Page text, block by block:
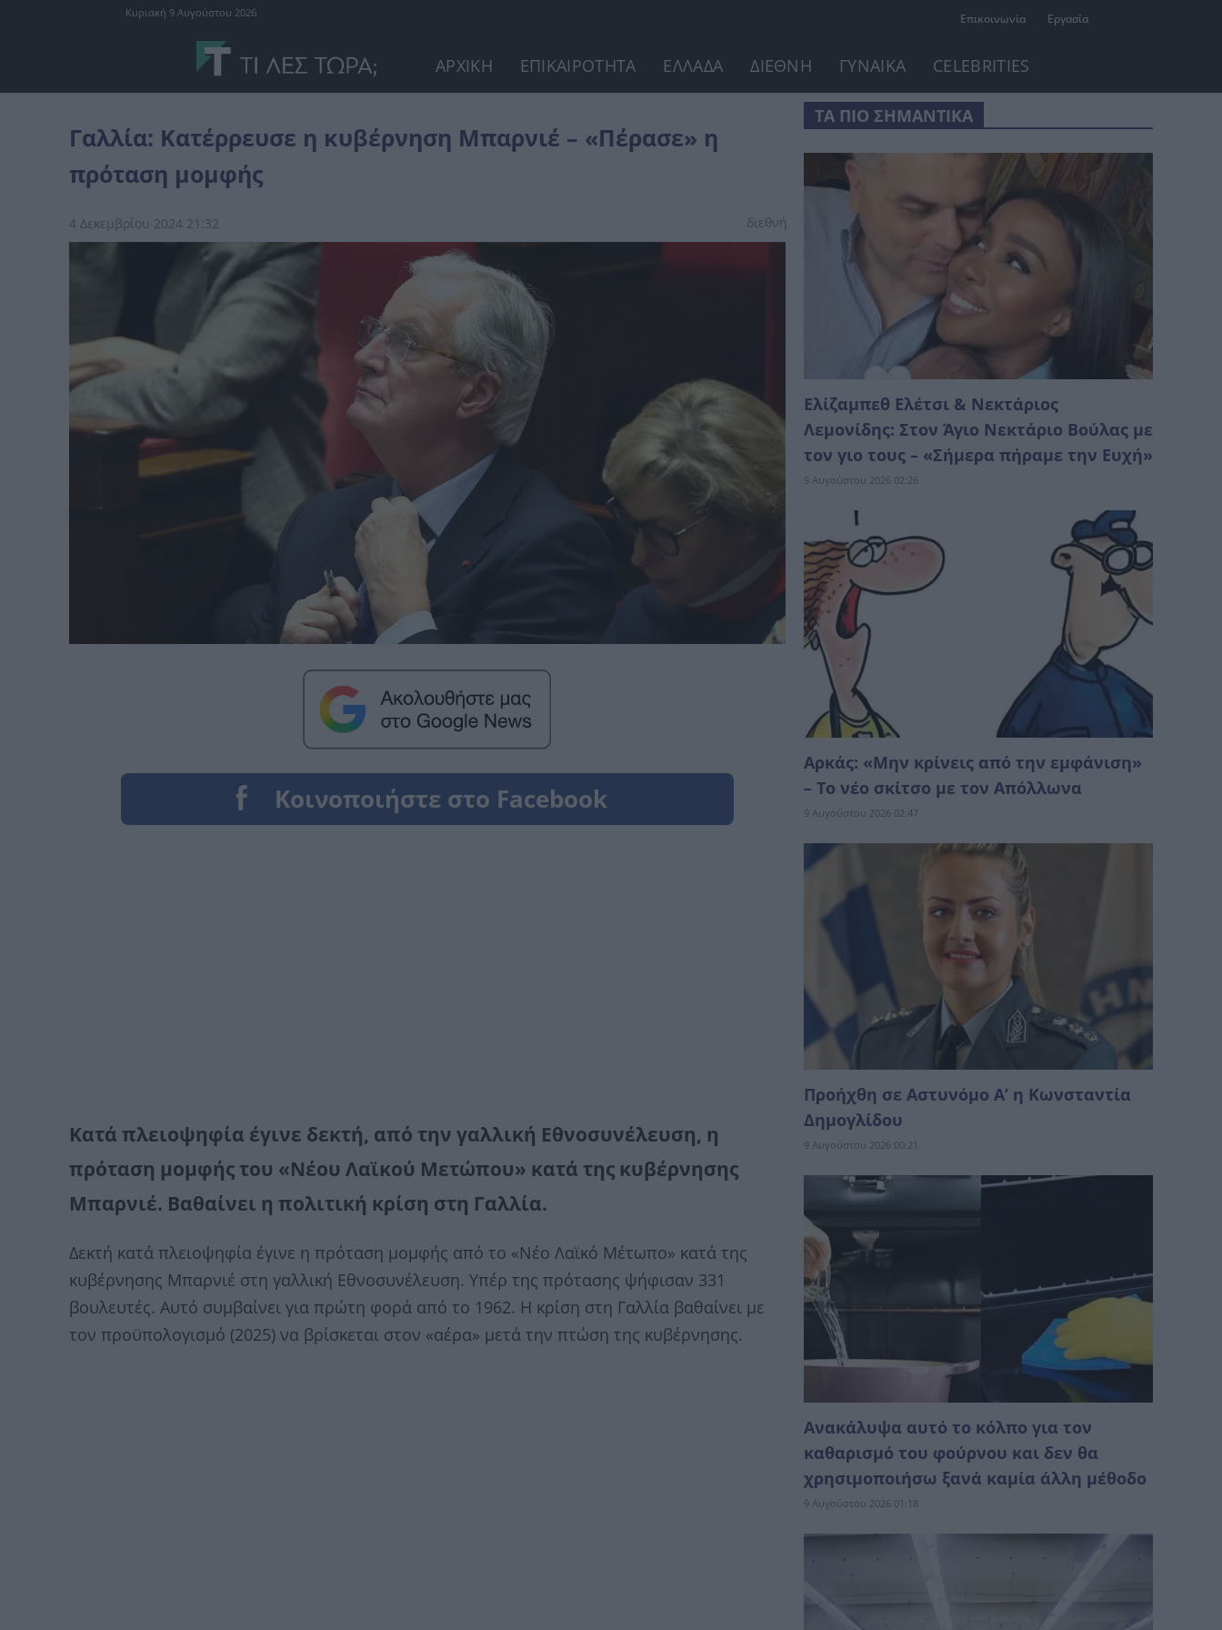
Επικοινωνία Εργασία
Κυριακή 9 Αυγούστου 2026
ΑΡΧΙΚΗ ΕΠΙΚΑΙΡΟΤΗΤΑ ΕΛΛΑΔΑ ΔΙΕΘΝΗ ΓΥΝΑΙΚΑ CELEBRITIES
Γαλλία: Κατέρρευσε η κυβέρνηση Μπαρνιέ – «Πέρασε» η
πρόταση μομφής
4 Δεκεμβρίου 2024 21:32 διεθνή
Κατά πλειοψηφία έγινε δεκτή, από την γαλλική Εθνοσυνέλευση, η
πρόταση μομφής του «Νέου Λαϊκού Μετώπου» κατά της κυβέρνησης
Μπαρνιέ. Βαθαίνει η πολιτική κρίση στη Γαλλία.
Δεκτή κατά πλειοψηφία έγινε η πρόταση μομφής από το «Νέο Λαϊκό Μέτωπο» κατά της
κυβέρνησης Μπαρνιέ στη γαλλική Εθνοσυνέλευση. Υπέρ της πρότασης ψήφισαν 331
βουλευτές. Αυτό συμβαίνει για πρώτη φορά από το 1962. Η κρίση στη Γαλλία βαθαίνει με
τον προϋπολογισμό (2025) να βρίσκεται στον «αέρα» μετά την πτώση της κυβέρνησης.
ΤΑ ΠΙΟ ΣΗΜΑΝΤΙΚΑ
Ελίζαμπεθ Ελέτσι & Νεκτάριος
Λεμονίδης: Στον Άγιο Νεκτάριο Βούλας με
τον γιο τους – «Σήμερα πήραμε την Ευχή»
9 Αυγούστου 2026 02:26
Αρκάς: «Μην κρίνεις από την εμφάνιση»
– Το νέο σκίτσο με τον Απόλλωνα
9 Αυγούστου 2026 02:47
Προήχθη σε Αστυνόμο Α’ η Κωνσταντία
Δημογλίδου
9 Αυγούστου 2026 00:21
Ανακάλυψα αυτό το κόλπο για τον
καθαρισμό του φούρνου και δεν θα
χρησιμοποιήσω ξανά καμία άλλη μέθοδο
9 Αυγούστου 2026 01:18